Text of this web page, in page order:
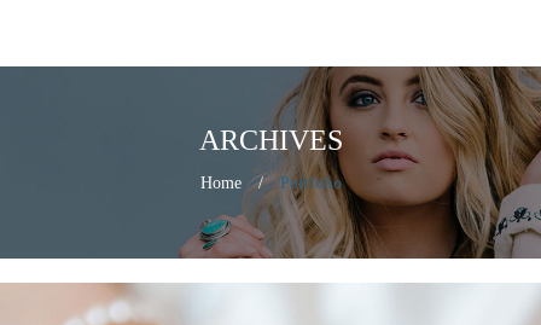
ARCHIVES
Home / Portfolio